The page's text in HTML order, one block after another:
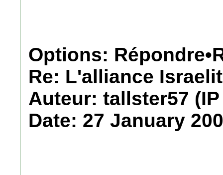
Options:
Re: L'alliance
Auteur: tallster57
Date: 27 January